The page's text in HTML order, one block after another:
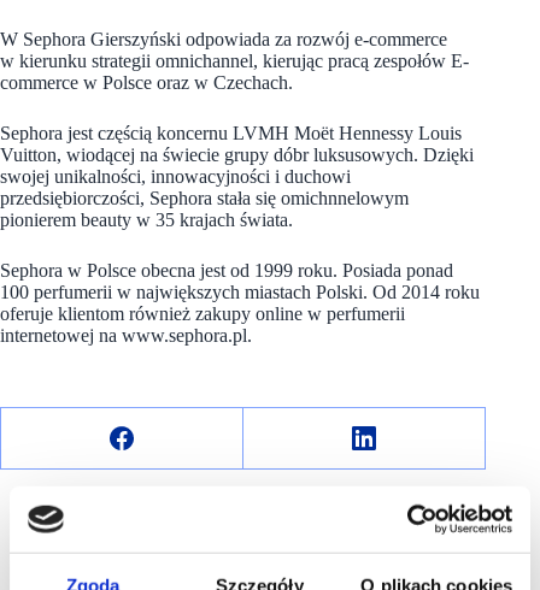
Zgoda Szczegóły O plikach cookies
W Sephora Gierszyński odpowiada za rozwój e-commerce
w kierunku strategii omnichannel, kierując pracą zespołów E-
commerce w Polsce oraz w Czechach.
Sephora jest częścią koncernu LVMH Moët Hennessy Louis
Vuitton, wiodącej na świecie grupy dóbr luksusowych. Dzięki
swojej unikalności, innowacyjności i duchowi
przedsiębiorczości, Sephora stała się omichnnelowym
pionierem beauty w 35 krajach świata.
Sephora w Polsce obecna jest od 1999 roku. Posiada ponad
100 perfumerii w największych miastach Polski. Od 2014 roku
oferuje klientom również zakupy online w perfumerii
internetowej na www.sephora.pl.